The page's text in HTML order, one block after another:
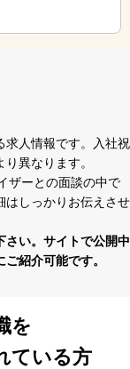
求⼈情報です。⼊社祝
異なります。
ザーとの⾯談の中で
はしっかりお伝えさせ
さい。サイトで公開中
紹介可能です。
を
ている方